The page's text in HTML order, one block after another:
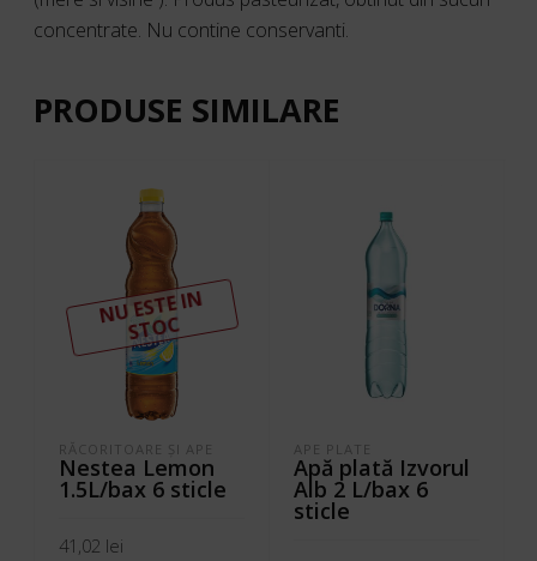
concentrate. Nu contine conservanti.
PRODUSE SIMILARE
N
U ESTE I
N
ST
OC
RĂCORITOARE ŞI APE
Nestea Lemon
1.5L/bax 6 sticle
41,02 lei
APE PLATE
Apă plată Izvorul
Alb 2 L/bax 6
sticle